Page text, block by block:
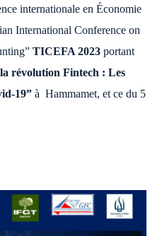
internationale en Économie
International Conference on
TICEFA 2023 portant
révolution Fintech : Les
19” à Hammamet, et ce du 5